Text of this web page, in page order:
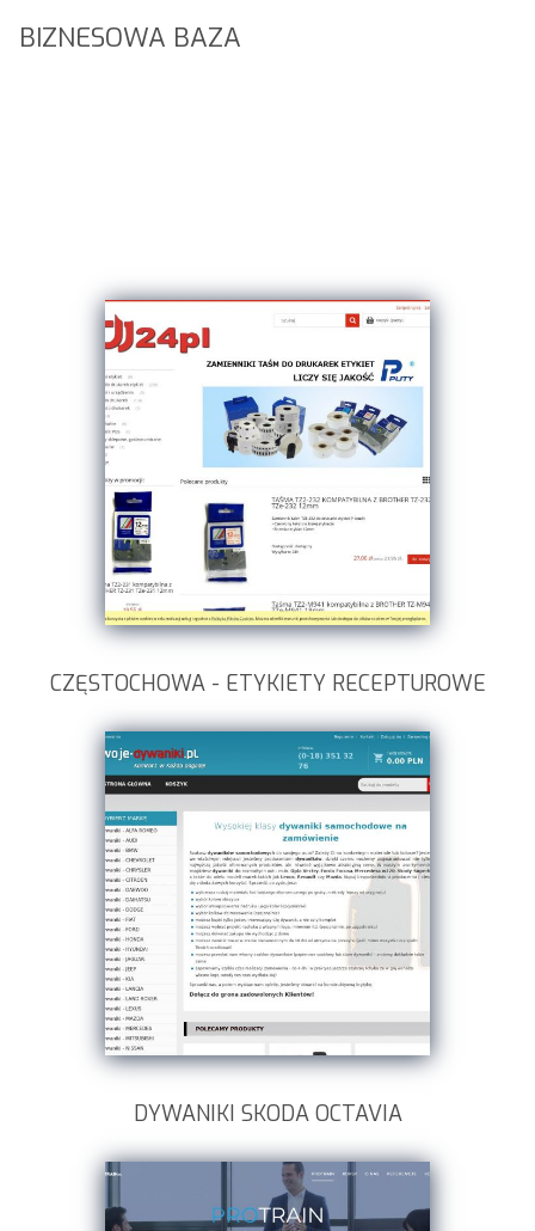
BIZNESOWA BAZA
CZĘSTOCHOWA - ETYKIETY RECEPTUROWE
DYWANIKI SKODA OCTAVIA